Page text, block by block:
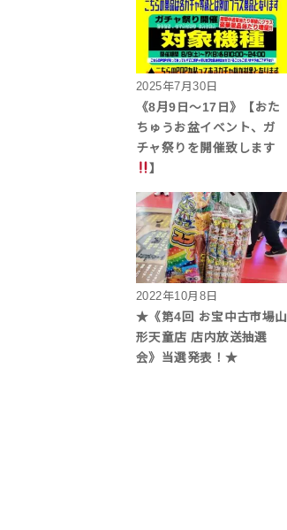
2025年7月30日
《8月9日～17日》【おた
ちゅうお盆イベント、ガ
チャ祭りを開催致します
】
2022年10月8日
★《第4回 お宝中古市場山
形天童店 店内放送抽選
会》当選発表！★